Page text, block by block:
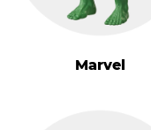
Marvel